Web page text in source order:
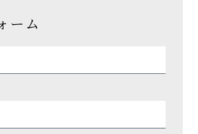
ーム